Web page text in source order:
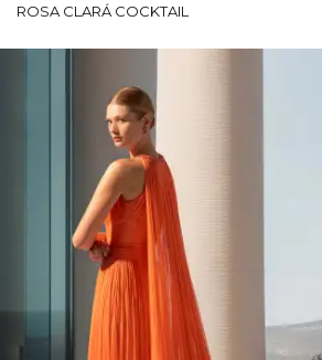
ROSA CLARÁ COCKTAIL